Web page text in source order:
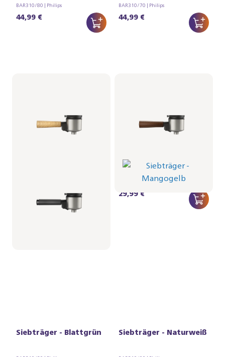
BAR310/80 | Philips
44,99 €
BAR310/70 | Philips
44,99 €
Mangogelb
BAR310/50 | Philips
29,99 €
Siebträger - Blattgrün Siebträger - Naturweiß